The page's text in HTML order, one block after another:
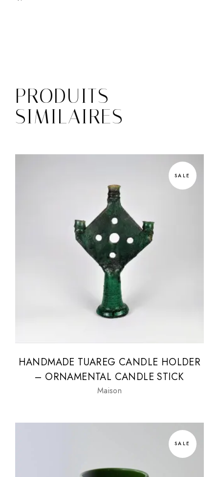
PRODUITS
SIMILAIRES
SALE
Maison
HANDMADE TUAREG CANDLE HOLDER
– ORNAMENTAL CANDLE STICK
SALE